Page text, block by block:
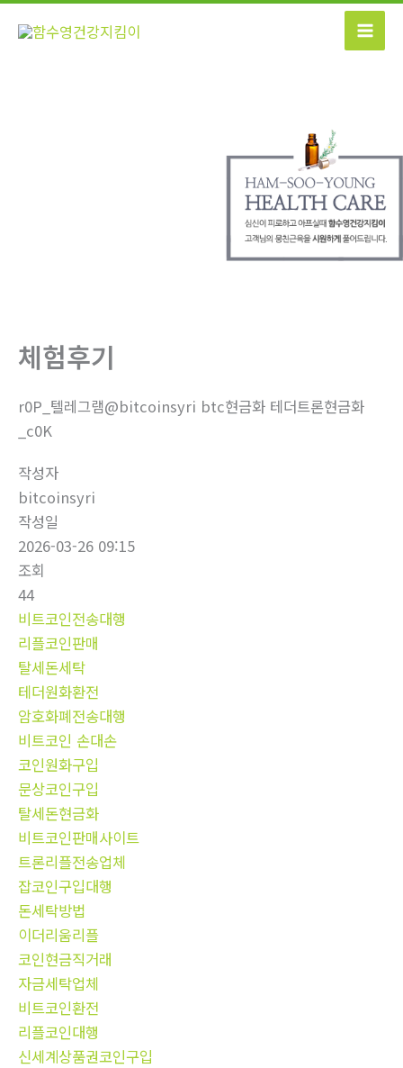
콘
체험후기
r0P_텔레그램@bitcoinsyri btc현금화 테더트론현금화
_c0K
작성자
bitcoinsyri
작성일
2026-03-26 09:15
조회
44
비트코인전송대행
리플코인판매
탈세돈세탁
테더원화환전
암호화폐전송대행
비트코인 손대손
코인원화구입
문상코인구입
탈세돈현금화
비트코인판매사이트
트론리플전송업체
잡코인구입대행
돈세탁방법
이더리움리플
코인현금직거래
자금세탁업체
비트코인환전
리플코인대행
신세계상품권코인구입